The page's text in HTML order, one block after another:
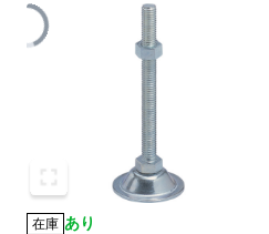
在庫 あり